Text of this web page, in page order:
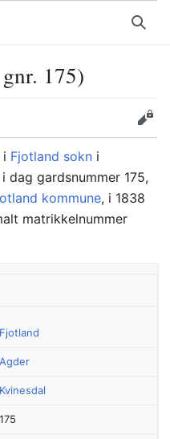
Søk
175)
Rediger
i Fjotland sokn i
dag gardsnummer 175,
kommune, i 1838
matrikkelnummer
Fjotland
Agder
Kvinesdal
175